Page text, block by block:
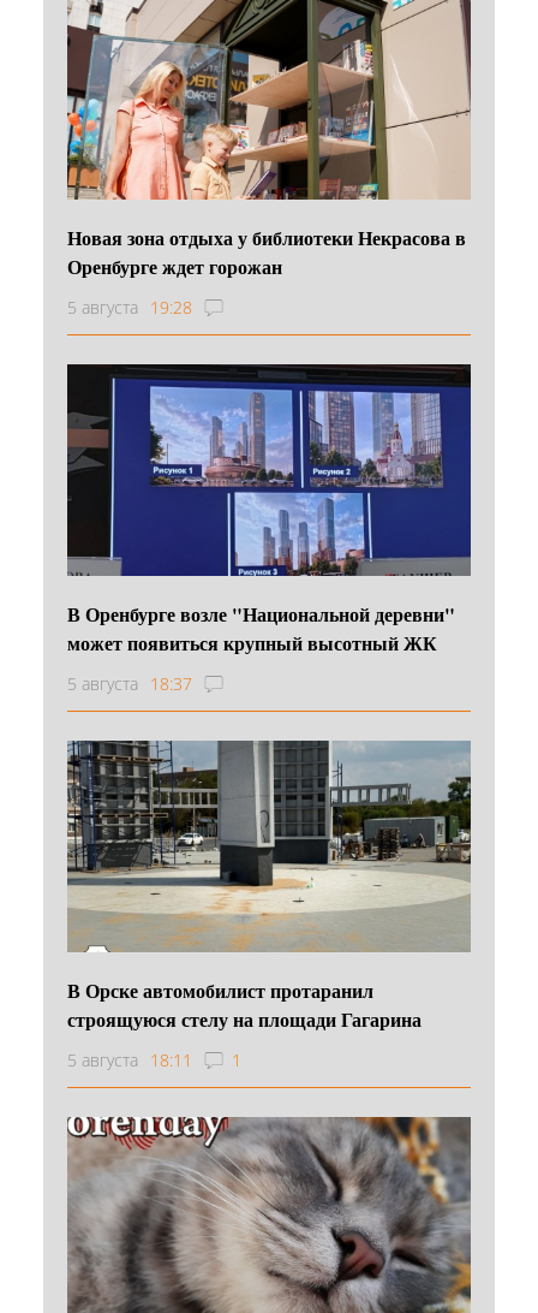
Новая зона отдыха у библиотеки Некрасова в
Оренбурге ждет горожан
5 августа 19:28
В Оренбурге возле "Национальной деревни"
может появиться крупный высотный ЖК
5 августа 18:37
В Орске автомобилист протаранил
строящуюся стелу на площади Гагарина
5 августа 18:11 1